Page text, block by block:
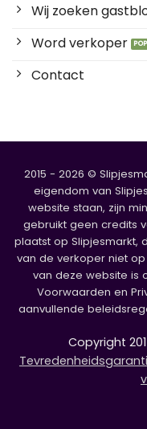
Wij zoeken
Word verkoper
Contact
2015 - 2026 ©
eigendom van
website staan, zijn
gebruikt geen credits
plaatst op Slipjesmarkt,
van de verkoper niet
van deze website is
Voorwaarden en
aanvullende
Copyright